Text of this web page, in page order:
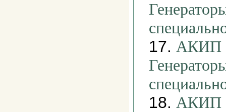
17. АКИП
18. АКИП